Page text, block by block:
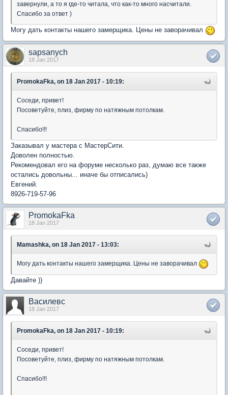
завернули, а то я где-то читала, что как-то много насчитали.
Спасибо за ответ )
Могу дать контакты нашего замерщика. Цены не заворачивал
sapsanych
18 Jan 2017
PromokaFka, on 18 Jan 2017 - 10:19:
Соседи, привет!
Посоветуйте, плиз, фирму по натяжным потолкам.
Спасибо!!!
Заказывал у мастера с МастерСити.
Доволен полностью.
Рекомендовал его на форуме несколько раз, думаю все также
остались довольны... иначе бы отписались)
Евгений.
8926-719-57-96
PromokaFka
18 Jan 2017
Mamashka, on 18 Jan 2017 - 13:03:
Могу дать контакты нашего замерщика. Цены не заворачивал
Давайте ))
Василевс
18 Jan 2017
PromokaFka, on 18 Jan 2017 - 10:19:
Соседи, привет!
Посоветуйте, плиз, фирму по натяжным потолкам.
Спасибо!!!